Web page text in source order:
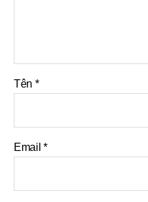
Tên *
Email*